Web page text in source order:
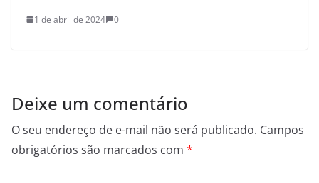
1 de abril de 2024 0
Deixe um comentário
O seu endereço de e-mail não será publicado. Campos
obrigatórios são marcados com *